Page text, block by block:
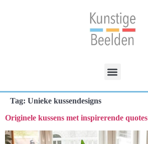
Tag: Unieke kussendesigns
Originele kussens met inspirerende quotes